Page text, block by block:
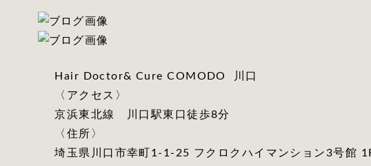
Hair Doctor& Cure COMODO 川口
〈アクセス〉
京浜東北線 川口駅東口徒歩8分
〈住所〉
埼玉県川口市幸町1-1-25 フクロクハイマンション3号館